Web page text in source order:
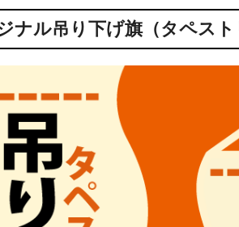
ナル吊り下げ旗（タペスト